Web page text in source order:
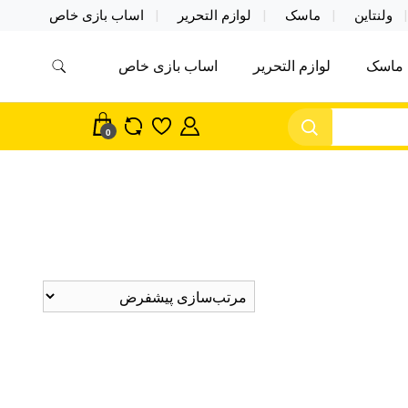
ولنتاین ماسک لوازم التحریر اساب بازی خاص
اکسسوری ماسک در واردات مستقیم
ماسک لوازم التحریر اساب بازی خاص
0